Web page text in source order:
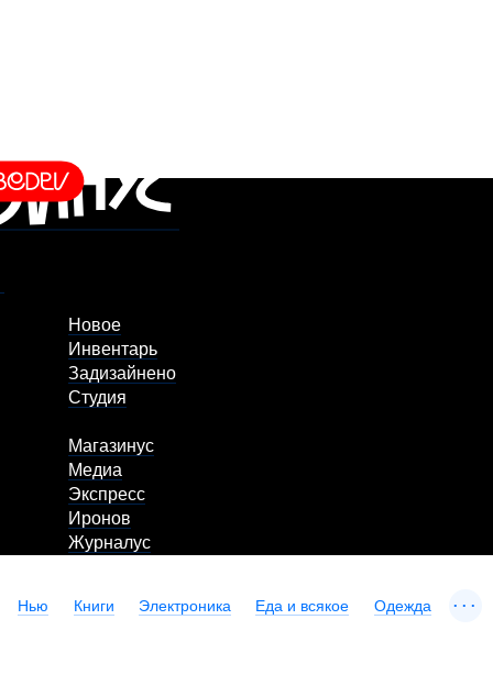
Новое
Инвентарь
Задизайнено
Студия
Магазинус
Медиа
Экспресс
Иронов
Журналус
Нью Книги Электроника Еда и всякое Одежда ...